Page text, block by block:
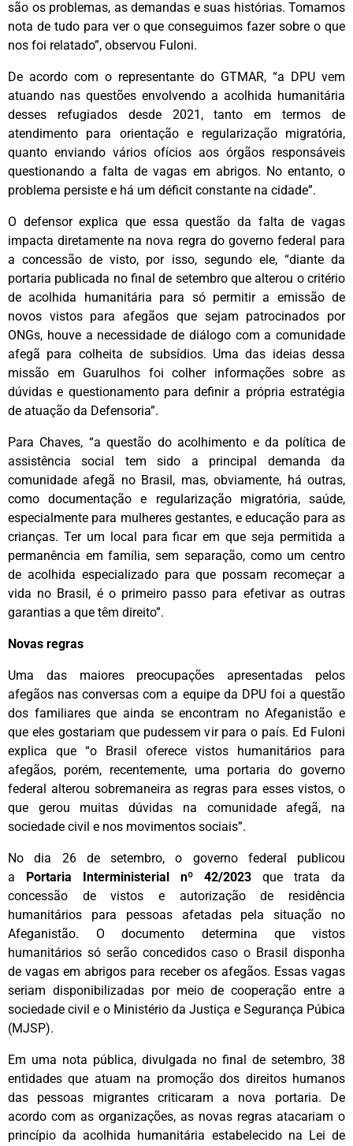
são os problemas, as demandas e suas histórias. Tomamos
nota de tudo para ver o que conseguimos fazer sobre o que
nos foi relatado”, observou Fuloni.
De acordo com o representante do GTMAR, “a DPU vem
atuando nas questões envolvendo a acolhida humanitária
desses refugiados desde 2021, tanto em termos de
atendimento para orientação e regularização migratória,
quanto enviando vários ofícios aos órgãos responsáveis
questionando a falta de vagas em abrigos. No entanto, o
problema persiste e há um déficit constante na cidade”.
O defensor explica que essa questão da falta de vagas
impacta diretamente na nova regra do governo federal para
a concessão de visto, por isso, segundo ele, “diante da
portaria publicada no final de setembro que alterou o critério
de acolhida humanitária para só permitir a emissão de
novos vistos para afegãos que sejam patrocinados por
ONGs, houve a necessidade de diálogo com a comunidade
afegã para colheita de subsídios. Uma das ideias dessa
missão em Guarulhos foi colher informações sobre as
dúvidas e questionamento para definir a própria estratégia
de atuação da Defensoria”.
Para Chaves, “a questão do acolhimento e da política de
assistência social tem sido a principal demanda da
comunidade afegã no Brasil, mas, obviamente, há outras,
como documentação e regularização migratória, saúde,
especialmente para mulheres gestantes, e educação para as
crianças. Ter um local para ficar em que seja permitida a
permanência em família, sem separação, como um centro
de acolhida especializado para que possam recomeçar a
vida no Brasil, é o primeiro passo para efetivar as outras
garantias a que têm direito”.
Novas regras
Uma das maiores preocupações apresentadas pelos
afegãos nas conversas com a equipe da DPU foi a questão
dos familiares que ainda se encontram no Afeganistão e
que eles gostariam que pudessem vir para o país. Ed Fuloni
explica que “o Brasil oferece vistos humanitários para
afegãos, porém, recentemente, uma portaria do governo
federal alterou sobremaneira as regras para esses vistos, o
que gerou muitas dúvidas na comunidade afegã, na
sociedade civil e nos movimentos sociais”.
No dia 26 de setembro, o governo federal publicou
a
Portaria Interministerial nº 42/2023 que trata da
concessão de vistos e autorização de residência
humanitários para pessoas afetadas pela situação no
Afeganistão. O documento determina que vistos
humanitários só serão concedidos caso o Brasil disponha
de vagas em abrigos para receber os afegãos. Essas vagas
seriam disponibilizadas por meio de cooperação entre a
sociedade civil e o Ministério da Justiça e Segurança Púbica
(MJSP).
Em uma nota pública, divulgada no final de setembro, 38
entidades que atuam na promoção dos direitos humanos
das pessoas migrantes criticaram a nova portaria. De
acordo com as organizações, as novas regras atacariam o
princípio da acolhida humanitária estabelecido na Lei de